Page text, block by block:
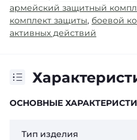
армейский защитный
комплект защиты, боевой
активных действий
ОСНОВНЫЕ
Тип изделия